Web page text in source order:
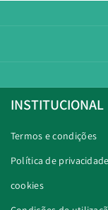
INSTITUCIONAL
Termos e condições
Política de
cookies